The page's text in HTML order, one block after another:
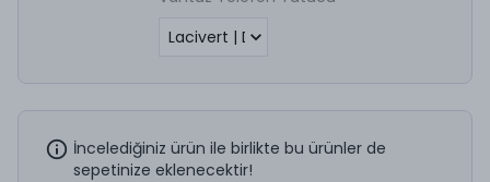
İncelediğiniz ürün ile birlikte bu ürünler de
sepetinize eklenecektir!